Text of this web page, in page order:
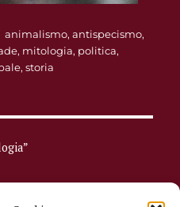
Tag
animalismo,antispecismo,
, mitologia, politica,
,storia